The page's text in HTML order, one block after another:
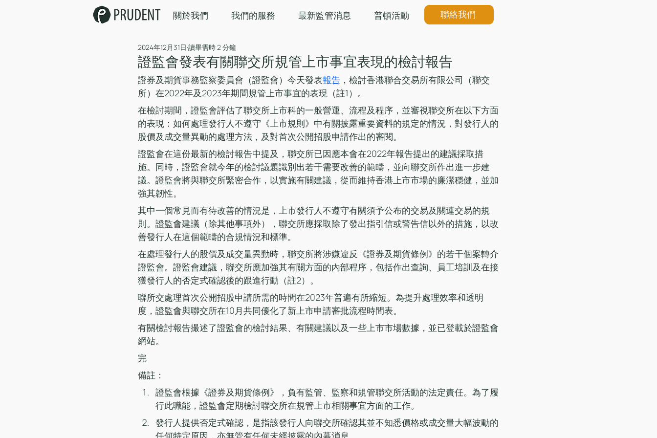
關於我們 我們的服務 最新監管消息 普頓活動 聯絡我們
證監會發表有關聯交所規管上市事宜表現的檢討報告
2024年12月31日 讀畢需時 2 分鐘
證券及期貨事務監察委員會（證監會）今天發表報告 ，檢討香港聯合交易所有限公司（聯交
所）在2022年及2023年期間規管上市事宜的表現（註1）。
在檢討期間，證監會評估了聯交所上市科的一般營運、流程及程序，並審視聯交所在以下方面
的表現：如何處理發行人不遵守《上市規則》中有關披露重要資料的規定的情況，對發行人的
股價及成交量異動的處理方法，及對首次公開招股申請作出的審閱。
證監會在這份最新的檢討報告中提及，聯交所已因應本會在2022年報告提出的建議採取措
施。同時，證監會就今年的檢討議題識別出若干需要改善的範疇，並向聯交所作出進一步建
議。證監會將與聯交所緊密合作，以實施有關建議，從而維持香港上市市場的廉潔穩健，並加
強其韌性。
其中一個常見而有待改善的情況是，上市發行人不遵守有關須予公布的交易及關連交易的規
則。證監會建議（除其他事項外），聯交所應採取除了發出指引信或警告信以外的措施，以改
善發行人在這個範疇的合規情況和標準。
在處理發行人的股價及成交量異動時，聯交所將涉嫌違反《證券及期貨條例》的若干個案轉介
證監會。證監會建議，聯交所應加強其有關方面的內部程序，包括作出查詢、員工培訓及在接
獲發行人的否定式確認後的跟進行動（註2）。
聯所交處理首次公開招股申請所需的時間在2023年普遍有所縮短。為提升處理效率和透明
度，證監會與聯交所在10月共同優化了新上市申請審批流程時間表。
有關檢討報告撮述了證監會的檢討結果、有關建議以及一些上市市場數據，並已登載於證監會
網站。
完
備註：
證監會根據《證券及期貨條例》，負有監管、監察和規管聯交所活動的法定責任。為了履
行此職能，證監會定期檢討聯交所在規管上市相關事宜方面的工作。
發行人提供否定式確認，是指該發行人向聯交所確認其並不知悉價格或成交量大幅波動的
任何特定原因，亦無管有任何未經披露的內幕消息。